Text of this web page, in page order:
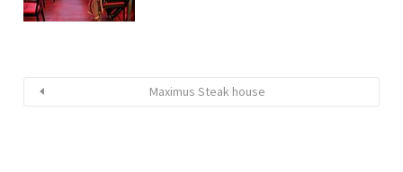
Maximus Steak house